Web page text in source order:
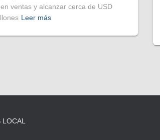
ventas y alcanzar cerca de USD
Leer más